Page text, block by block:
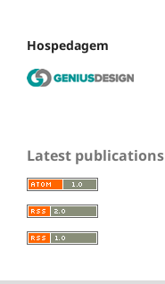
Hospedagem
Latest publications